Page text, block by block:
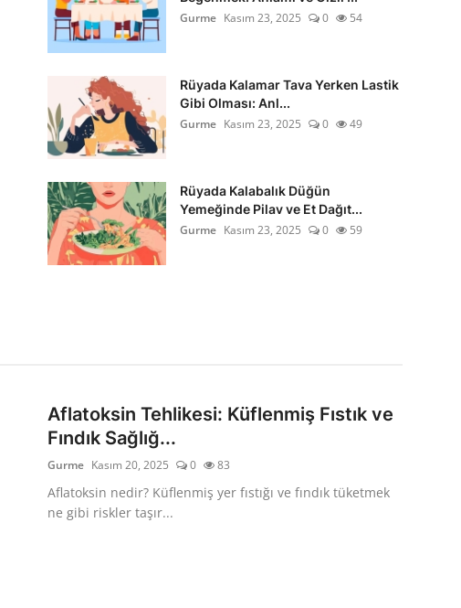
Gurme Kasım 23, 2025 0 54
Rüyada Kalamar Tava Yerken Lastik
Gibi Olması: Anl...
Gurme Kasım 23, 2025 0 49
Rüyada Kalabalık Düğün
Yemeğinde Pilav ve Et Dağıt...
Gurme Kasım 23, 2025 0 59
Aflatoksin Tehlikesi: Küflenmiş Fıstık ve
Fındık Sağlığ...
Gurme Kasım 20, 2025 0 83
Aflatoksin nedir? Küflenmiş yer fıstığı ve fındık tüketmek
ne gibi riskler taşır...